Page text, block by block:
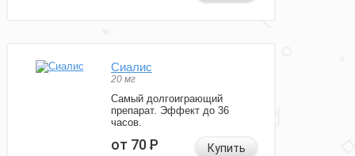
Сиалис
20 мг
Самый долгоиграющий
препарат. Эффект до 36
часов.
от 70Р Купить